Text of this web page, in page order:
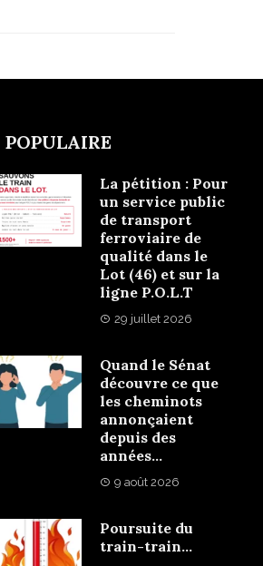
POPULAIRE
La pétition : Pour
un service public
de transport
ferroviaire de
qualité dans le
Lot (46) et sur la
ligne P.O.L.T
29 juillet 2026
Quand le Sénat
découvre ce que
les cheminots
annonçaient
depuis des
années…
9 août 2026
Poursuite du
train-train…